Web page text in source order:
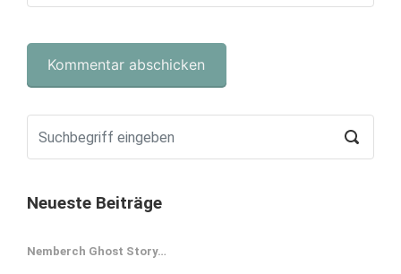
Neueste Beiträge
Nemberch Ghost Story…